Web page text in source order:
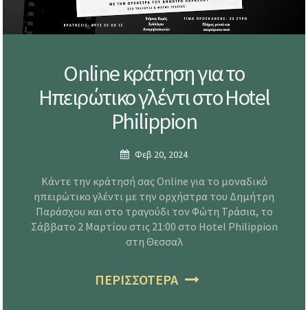
Online κράτηση για το
Ηπειρώτικο γλέντι στο Hotel
Philippion
Φεβ 20, 2024
Κάντε την κράτησή σας Online για το μοναδικό
ηπειρώτικο γλέντι με την ορχήστρα του Δημήτρη
Παράσχου και στο τραγούδι τον Φώτη Τράσια, το
Σάββατο 2 Μαρτίου στις 21:00 στο Hotel Philippion
στη Θεσσαλ
ΠΕΡΙΣΣΟΤΕΡΑ